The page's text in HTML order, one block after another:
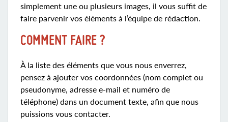
simplement une ou plusieurs images, il vous suffit de
faire parvenir vos éléments à l’équipe de rédaction.
COMMENT FAIRE ?
À la liste des éléments que vous nous enverrez,
pensez à ajouter vos coordonnées (nom complet ou
pseudonyme, adresse e-mail et numéro de
téléphone) dans un document texte, afin que nous
puissions vous contacter.